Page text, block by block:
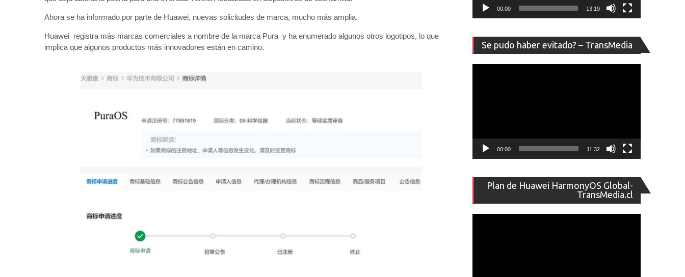
Ahora se ha informado por parte de Huawei, nuevas solicitudes de marca, mucho más amplia.
Huawei registra más marcas comerciales a nombre de la marca Pura y ha enumerado algunos otros logotipos, lo que
implica que algunos productos más innovadores están en camino.
00:00 13:19
Se pudo haber evitado? – TransMedia
de
vídeo
00:00 11:32
Plan de Huawei HarmonyOS Global-
TransMedia.cl
de
vídeo